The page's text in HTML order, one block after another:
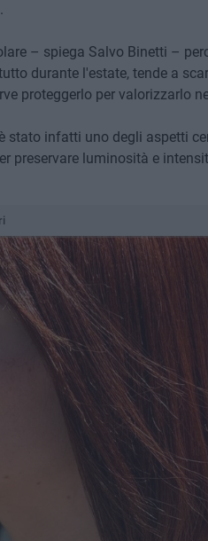
– spiega Salvo Binetti –
durante l'estate, tende a
proteggerlo per valorizzarlo
stato infatti uno degli aspetti
preservare luminosità e